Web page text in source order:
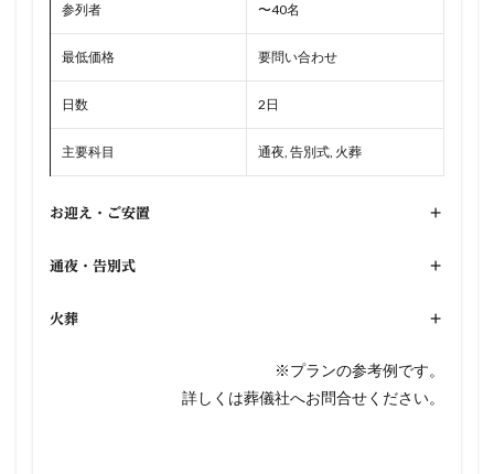
参列者 〜40名
最低価格 要問い合わせ
日数 2日
主要科目 通夜, 告別式, 火葬
お迎え・ご安置 +
通夜・告別式 +
火葬 +
※プランの参考例です。
詳しくは葬儀社へお問合せください。